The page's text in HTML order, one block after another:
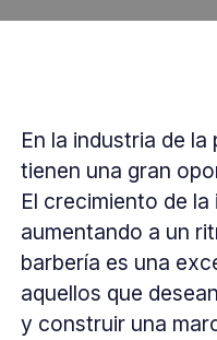
En la industria de
tienen una gran
El crecimiento de
aumentando a un
barbería es una
aquellos que desean
y construir una